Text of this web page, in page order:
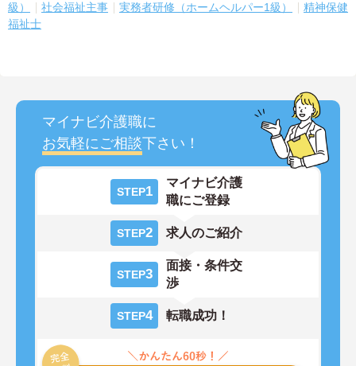
級）
社会福祉主事 実務者研修（ホームヘルパー1級）
精神保健
福祉士
マイナビ介護職に
お気軽にご相談下さい！
STEP1
マイナビ介護
職にご登録
STEP2 求人のご紹介
STEP3
面接・条件交
渉
STEP4 転職成功！